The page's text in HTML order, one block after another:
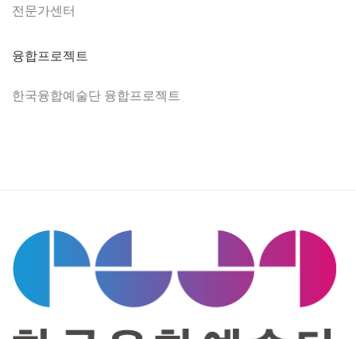
전문가센터
융합프로젝트
한국융합예술단 융합프로젝트